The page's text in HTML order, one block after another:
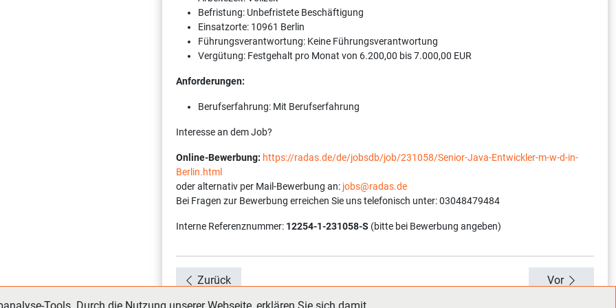
Befristung: Unbefristete Beschäftigung
Einsatzorte: 10961 Berlin
Führungsverantwortung: Keine Führungsverantwortung
Vergütung: Festgehalt pro Monat von 6.200,00 bis 7.000,00 EUR
Anforderungen:
Berufserfahrung: Mit Berufserfahrung
Interesse an dem Job?
Online-Bewerbung: https://radas.de/de/jobsdb/job/231058/Senior-Java-Entwickler-m-w-d-in-
Berlin.html
oder alternativ per Mail-Bewerbung an: jobs@radas.de
Bei Fragen zur Bewerbung erreichen Sie uns telefonisch unter: 03048479484
Interne Referenznummer: 12254-1-231058-S (bitte bei Bewerbung angeben)
Zurück
Vor